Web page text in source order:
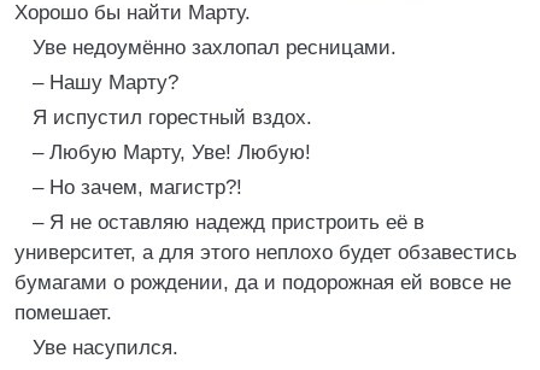
Хорошо бы найти Марту.
Уве недоумённо захлопал ресницами.
– Нашу Марту?
Я испустил горестный вздох.
– Любую Марту, Уве! Любую!
– Но зачем, магистр?!
– Я не оставляю надежд пристроить её в
университет, а для этого неплохо будет обзавестись
бумагами о рождении, да и подорожная ей вовсе не
помешает.
Уве насупился.